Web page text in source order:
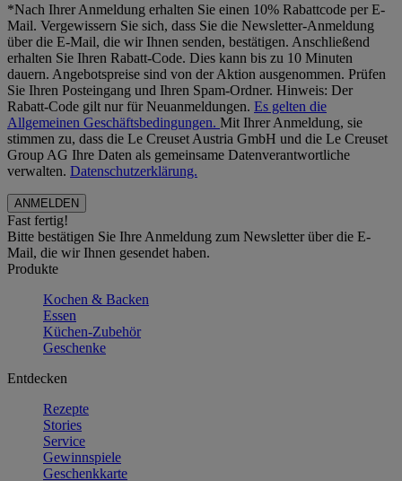
*Nach Ihrer Anmeldung erhalten Sie einen 10% Rabattcode per E-
Mail. Vergewissern Sie sich, dass Sie die Newsletter-Anmeldung
über die E-Mail, die wir Ihnen senden, bestätigen. Anschließend
erhalten Sie Ihren Rabatt-Code. Dies kann bis zu 10 Minuten
dauern. Angebotspreise sind von der Aktion ausgenommen. Prüfen
Sie Ihren Posteingang und Ihren Spam-Ordner. Hinweis: Der
Rabatt-Code gilt nur für Neuanmeldungen. Es gelten die
Allgemeinen Geschäftsbedingungen. Mit Ihrer Anmeldung, sie
stimmen zu, dass die Le Creuset Austria GmbH und die Le Creuset
Group AG Ihre Daten als gemeinsame Datenverantwortliche
verwalten. Datenschutzerklärung.
Fast fertig!
Bitte bestätigen Sie Ihre Anmeldung zum Newsletter über die E-
Mail, die wir Ihnen gesendet haben.
Produkte
Kochen & Backen
Essen
Küchen-Zubehör
Geschenke
Entdecken
Rezepte
Stories
Service
Gewinnspiele
Geschenkkarte